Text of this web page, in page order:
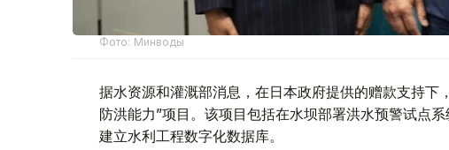
Фото: Минводы
据水资源和灌溉部消息，在日本政府提供的赠款支持下
防洪能力”项目。该项目包括在水坝部署洪水预警试点
建立水利工程数字化数据库。